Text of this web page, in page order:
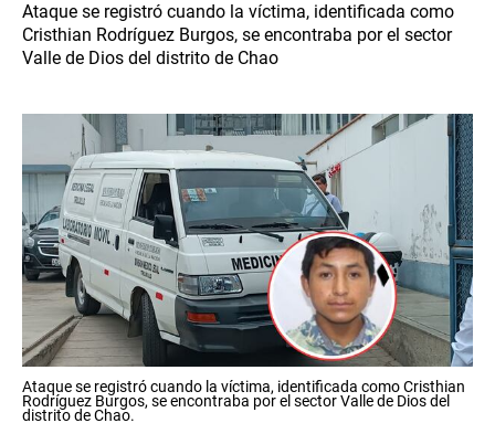
Ataque se registró cuando la víctima, identificada como
Cristhian Rodríguez Burgos, se encontraba por el sector
Valle de Dios del distrito de Chao
Ataque se registró cuando la víctima, identificada como Cristhian
Rodríguez Burgos, se encontraba por el sector Valle de Dios del
distrito de Chao.